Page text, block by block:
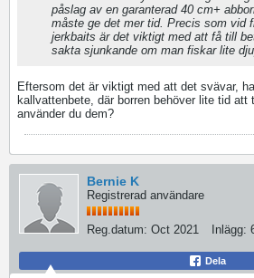
påslag av en garanterad 40 cm+
måste ge det mer tid. Precis som vid
jerkbaits är det viktigt med att få till
sakta sjunkande om man fiskar lite
Eftersom det är viktigt med att det svävar,
kallvattenbete, där borren behöver lite tid att
använder du dem?
Bernie K
Registrerad användare
Reg.datum: Oct 2021 Inlägg:
Dela